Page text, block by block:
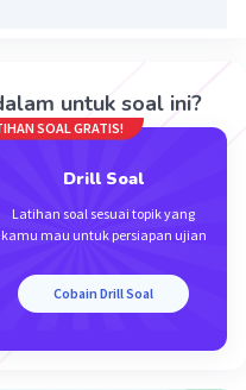
untuk soal ini?
SOAL GRATIS!
Drill Soal
Latihan soal sesuai topik yang
kamu mau untuk persiapan ujian
Cobain Drill Soal